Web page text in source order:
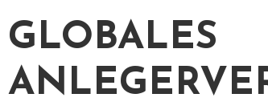
GLOBALES